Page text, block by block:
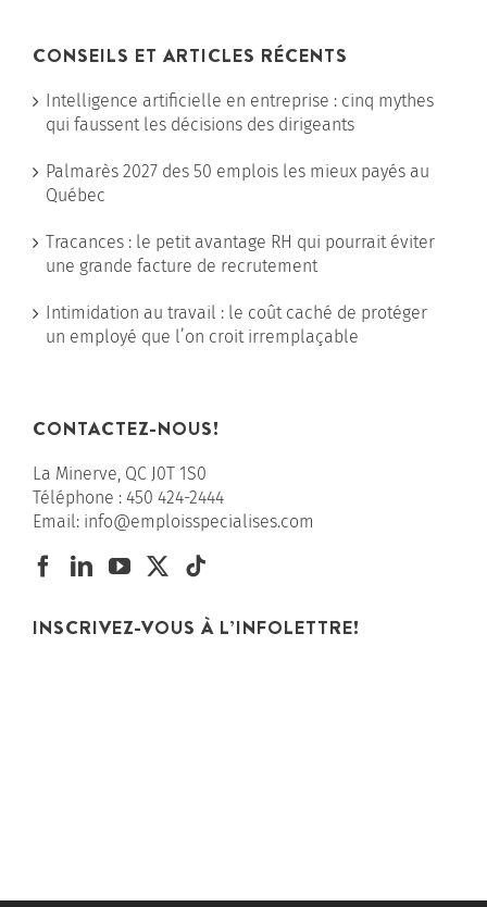
CONSEILS ET ARTICLES RÉCENTS
Intelligence artificielle en entreprise : cinq mythes
qui faussent les décisions des dirigeants
Palmarès 2027 des 50 emplois les mieux payés au
Québec
Tracances : le petit avantage RH qui pourrait éviter
une grande facture de recrutement
Intimidation au travail : le coût caché de protéger
un employé que l’on croit irremplaçable
CONTACTEZ-NOUS!
La Minerve, QC J0T 1S0
Téléphone : 450 424-2444
Email: info@emploisspecialises.com
INSCRIVEZ-VOUS À L’INFOLETTRE!